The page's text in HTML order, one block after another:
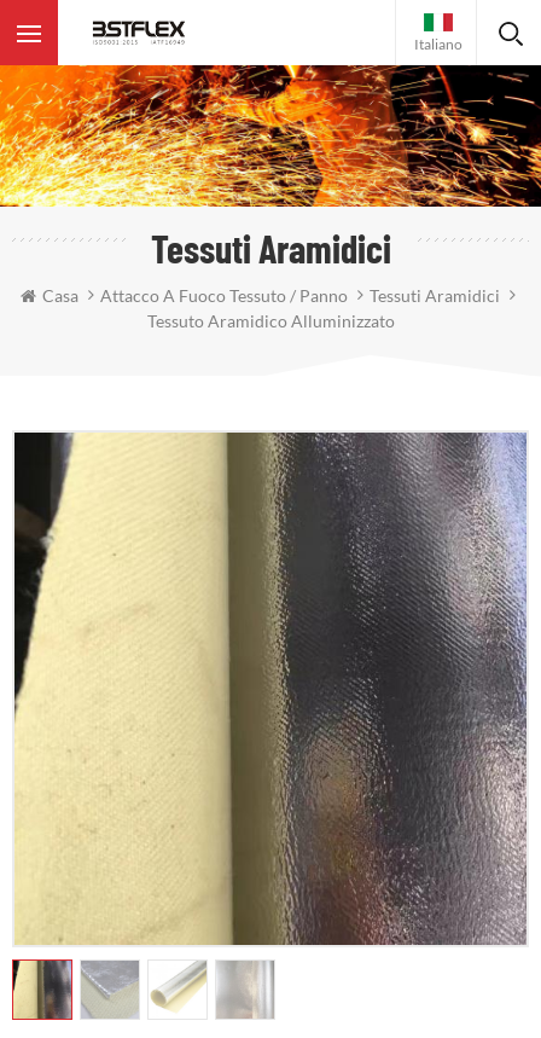
Italiano
Tessuti Aramidici
Casa Attacco A Fuoco Tessuto / Panno
Tessuti Aramidici
Tessuto Aramidico Alluminizzato